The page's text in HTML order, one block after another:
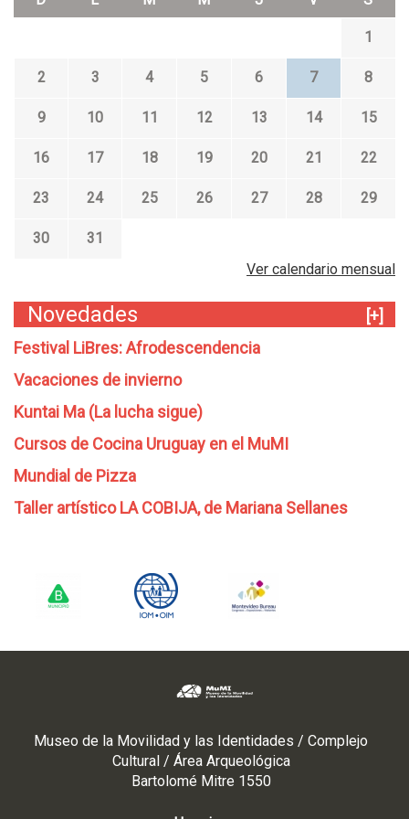
1
2 3 4 5 6 7 8
9 10 11 12 13 14 15
16 17 18 19 20 21 22
23 24 25 26 27 28 29
30
31
Ver calendario mensual
Novedades
[+]
Festival LiBres: Afrodescendencia
Vacaciones de invierno
Kuntai Ma (La lucha sigue)
Cursos de Cocina Uruguay en el MuMI
Mundial de Pizza
Taller artístico LA COBIJA, de Mariana Sellanes
Museo de la Movilidad y las Identidades / Complejo
Cultural / Área Arqueológica
Bartolomé Mitre 1550